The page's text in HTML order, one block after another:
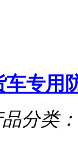
专用
品分类